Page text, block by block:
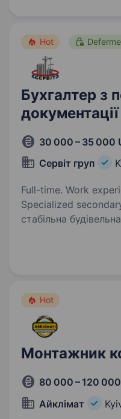
за годину роботи
Hot
Бухгалтер з
документації
30 000 – 35 000
Сервіт груп
Full-time. Work
Specialized secondary
стабільна
Hot
Монтажник
80 000 – 120
Айклімат